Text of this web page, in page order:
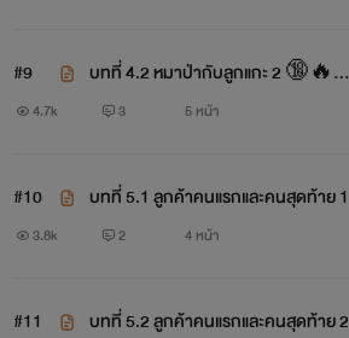
#9
บทที่ 4.2 หมาป่ากับลูกแกะ 2 🔞🔥
🔥
4.7k 3 5 หน้า
#10 บทที่ 5.1 ลูกค้าคนแรกและคนสุดท้าย 1
3.8k 2 4 หน้า
#11 บทที่ 5.2 ลูกค้าคนแรกและคนสุดท้าย 2